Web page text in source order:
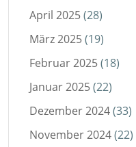
April 2025(28)
März 2025(19)
Februar 2025(18)
Januar 2025(22)
Dezember 2024(33)
November 2024(22)